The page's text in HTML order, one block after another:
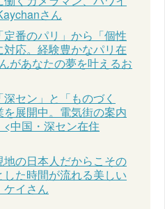
さん
定番のパリ」から「個性
応。経験豊かなパリ在
があなたの夢を叶えるお
深セン」と「ものづく
展開中。電気街の案内
中国・深セン在住
地の日本人だからこその
た時間が流れる美しい
ケイさん